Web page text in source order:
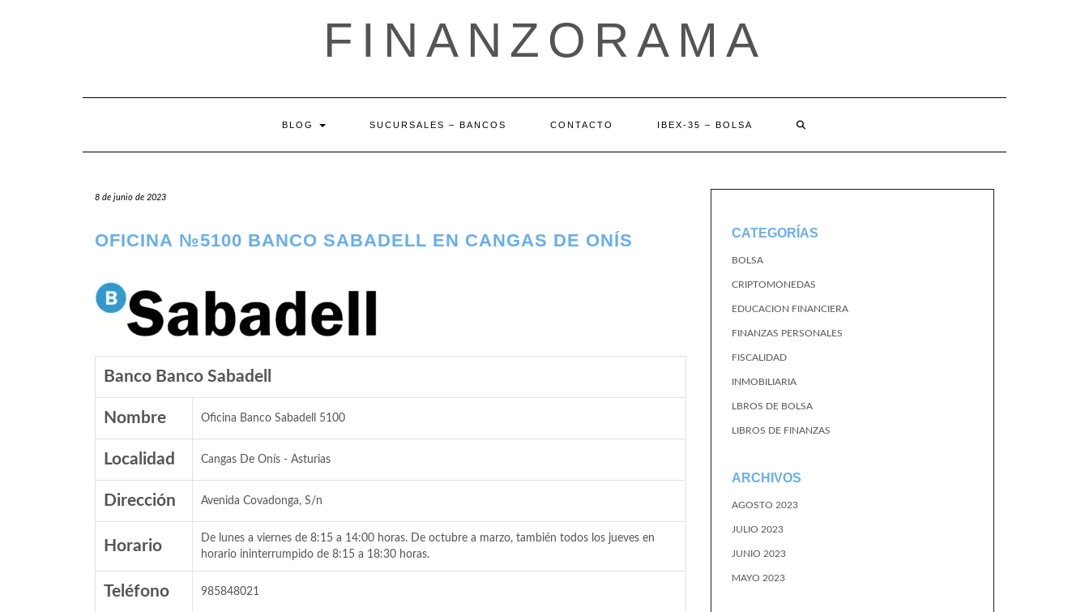
FINANZORAMA
BLOG SUCURSALES – BANCOS CONTACTO IBEX-35 – BOLSA
8 de junio de 2023
OFICINA №5100 BANCO SABADELL EN CANGAS DE ONÍS
Banco Banco Sabadell
Nombre Oficina Banco Sabadell 5100
Localidad Cangas De Onís - Asturias
Dirección Avenida Covadonga, S/n
Horario
De lunes a viernes de 8:15 a 14:00 horas. De octubre a marzo, también todos los jueves en
horario ininterrumpido de 8:15 a 18:30 horas.
Teléfono 985848021
CATEGORÍAS
BOLSA
CRIPTOMONEDAS
EDUCACION FINANCIERA
FINANZAS PERSONALES
FISCALIDAD
INMOBILIARIA
LBROS DE BOLSA
LIBROS DE FINANZAS
ARCHIVOS
AGOSTO 2023
JULIO 2023
JUNIO 2023
MAYO 2023